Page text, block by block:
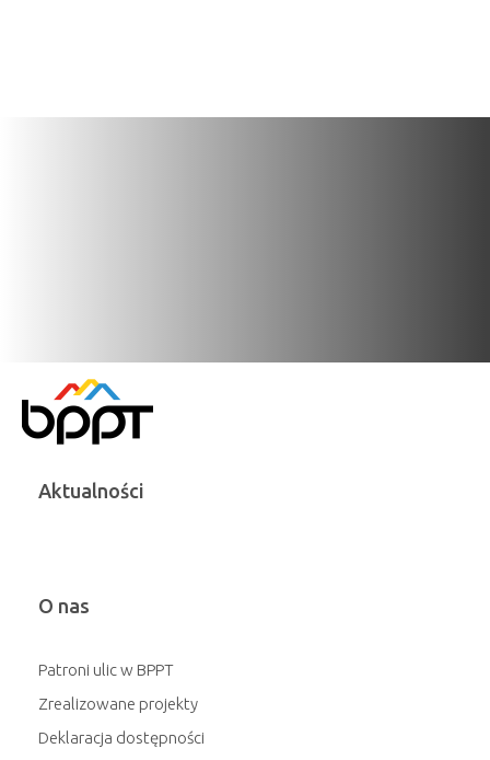
Aktualności
O nas
Patroni ulic w BPPT
Zrealizowane projekty
Deklaracja dostępności